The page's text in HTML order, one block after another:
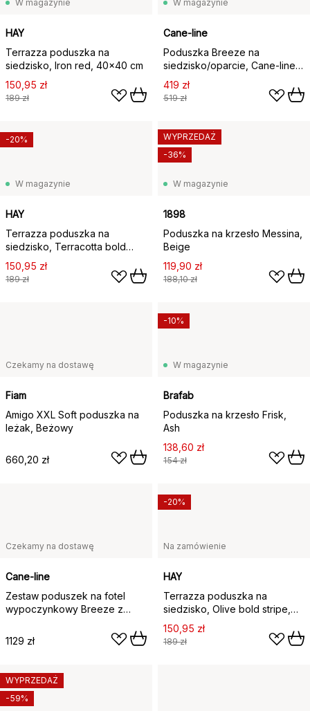
W magazynie
HAY
Terrazza poduszka na
siedzisko, Iron red, 40x40 cm
150,95 zł
189 zł
W magazynie
Cane-line
Poduszka Breeze na
siedzisko/oparcie, Cane-line
Natté Grey
419 zł
519 zł
W magazynie
HAY
Terrazza poduszka na
siedzisko, Terracotta bold
stripe, 40x40 cm
150,95 zł
189 zł
-20%
W magazynie
1898
Poduszka na krzesło Messina,
Beige
119,90 zł
188,10 zł
WYPRZEDAŻ
-36%
Czekamy na dostawę
Fiam
Amigo XXL Soft poduszka na
leżak, Beżowy
660,20 zł
W magazynie
Brafab
Poduszka na krzesło Frisk,
Ash
138,60 zł
154 zł
-10%
Czekamy na dostawę
Cane-line
Zestaw poduszek na fotel
wypoczynkowy Breeze z
Natté Black
1129 zł
Na zamówienie
HAY
Terrazza poduszka na
siedzisko, Olive bold stripe,
40x40 cm
150,95 zł
189 zł
-20%
WYPRZEDAŻ
-59%